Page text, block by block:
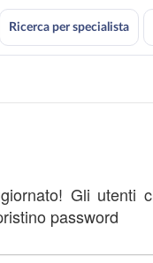
Ricerca per specialista
Gli utenti
password